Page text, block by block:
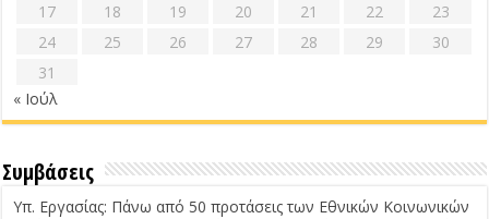
17
18 19 20 21 22
23
24
25 26 27 28 29
30
31
« Ιούλ
Συμβάσεις
Υπ. Εργασίας: Πάνω από 50 προτάσεις των Εθνικών Κοινωνικών